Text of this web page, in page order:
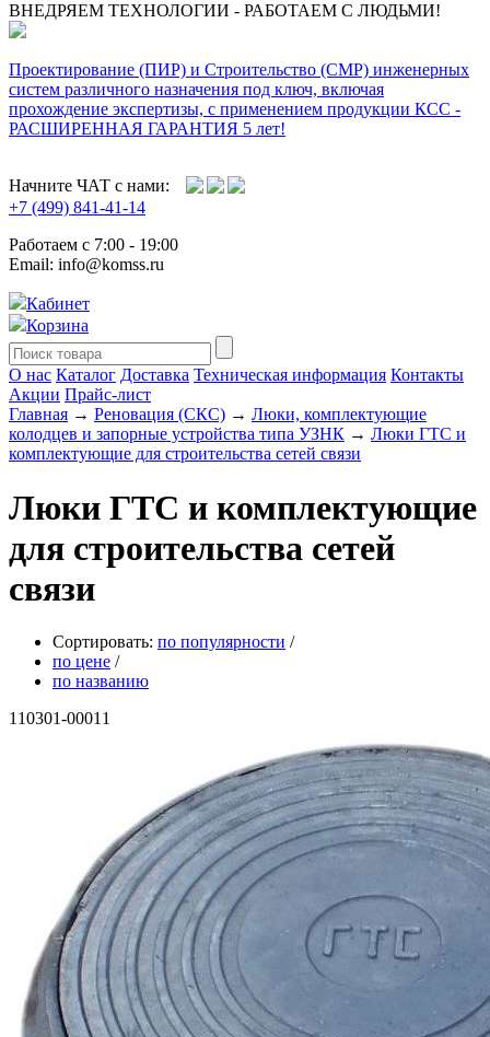
ВНЕДРЯЕМ ТЕХНОЛОГИИ - РАБОТАЕМ С ЛЮДЬМИ!
Проектирование (ПИР) и Cтроительство (СМР) инженерных
систем различного назначения под ключ, включая
прохождение экспертизы, с применением продукции КСС -
РАСШИРЕННАЯ ГАРАНТИЯ 5 лет!
Начните ЧАТ с нами:
+7 (499) 841-41-14
Работаем с 7:00 - 19:00
Email: info@komss.ru
Кабинет
Корзина
О нас Каталог Доставка Техническая информация Контакты
Акции Прайс-лист
Главная → Реновация (СКС) → Люки, комплектующие
колодцев и запорные устройства типа УЗНК → Люки ГТС и
комплектующие для строительства сетей связи
Люки ГТС и комплектующие
для строительства сетей
связи
Сортировать: по популярности /
по цене /
по названию
110301-00011